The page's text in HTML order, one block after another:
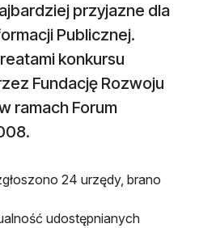
przyjazne dla
Publicznej.
konkursu
Fundację Rozwoju
ramach Forum
24 urzędy, brano
udostępnianych